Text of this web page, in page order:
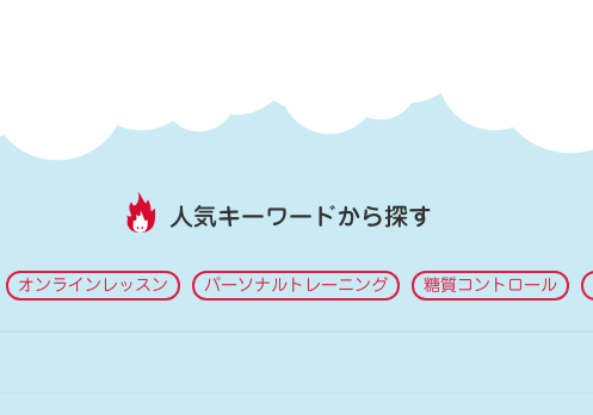
人気キーワードから探す
オンラインレッスン パーソナルトレーニング 糖質コントロール